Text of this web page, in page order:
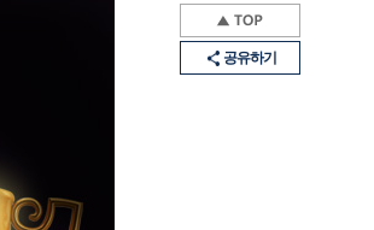
공유하기